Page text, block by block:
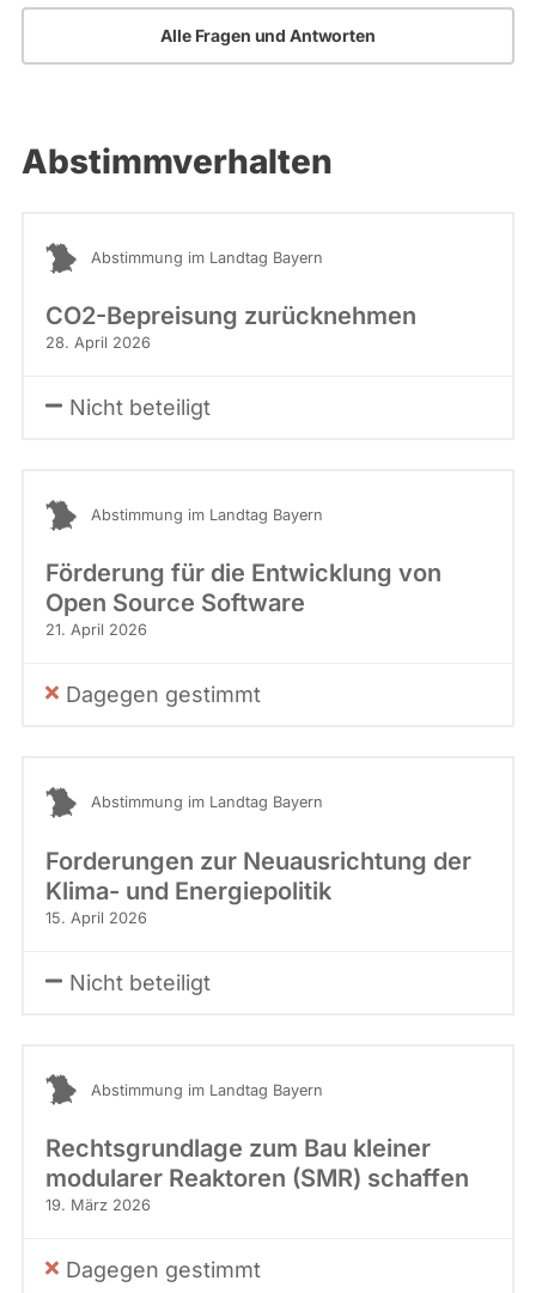
Alle Fragen und Antworten
Abstimmverhalten
Abstimmung im Landtag Bayern
CO2-Bepreisung zurücknehmen
28. April 2026
Nicht beteiligt
Abstimmung im Landtag Bayern
Förderung für die Entwicklung von
Open Source Software
21. April 2026
Dagegen gestimmt
Abstimmung im Landtag Bayern
Forderungen zur Neuausrichtung der
Klima- und Energiepolitik
15. April 2026
Nicht beteiligt
Abstimmung im Landtag Bayern
Rechtsgrundlage zum Bau kleiner
modularer Reaktoren (SMR) schaffen
19. März 2026
Dagegen gestimmt